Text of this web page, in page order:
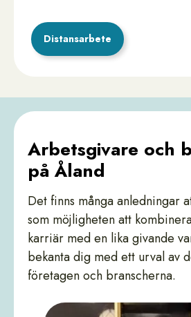
Distansarbete
Arbetsgivare och
på Åland
Det finns många anledningar
som möjligheten att
karriär med en lika givande
bekanta dig med ett urval av
företagen och branscherna.